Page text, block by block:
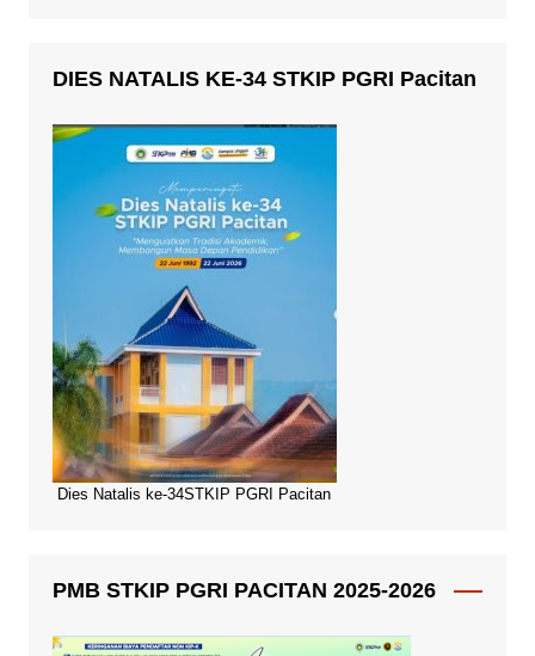
DIES NATALIS KE-34 STKIP PGRI Pacitan
Dies Natalis ke-34STKIP PGRI Pacitan
PMB STKIP PGRI PACITAN 2025-2026